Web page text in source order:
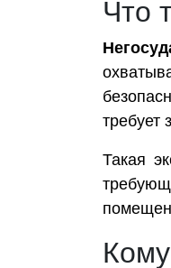
Что
требует
Такая